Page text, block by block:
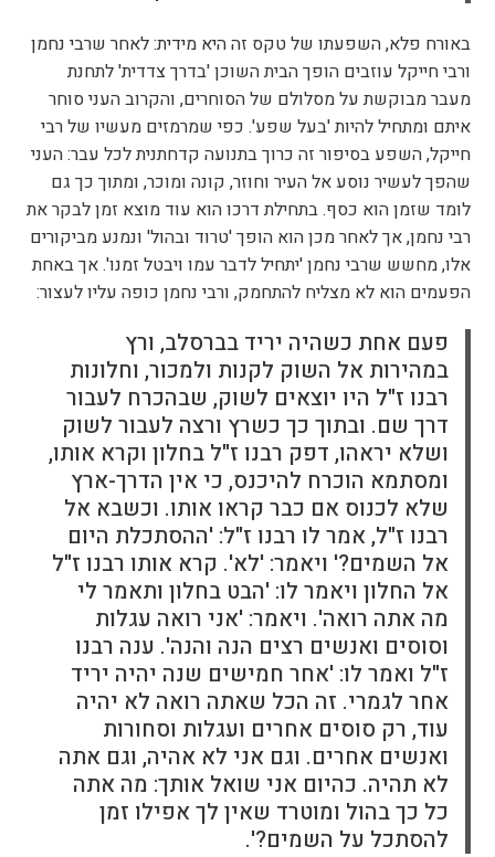
באורח פלא, השפעתו של טקס זה היא מידית: לאחר שרבי נחמן
ורבי חייקל עוזבים הופך הבית השוכן 'בדרך צדדית' לתחנת
מעבר מבוקשת על מסלולם של הסוחרים, והקרוב העני סוחר
איתם ומתחיל להיות 'בעל שפע'. כפי שמרמזים מעשיו של רבי
חייקל, השפע בסיפור זה כרוך בתנועה קדחתנית לכל עבר: העני
שהפך לעשיר נוסע אל העיר וחוזר, קונה ומוכר, ומתוך כך גם
לומד שזמן הוא כסף. בתחילת דרכו הוא עוד מוצא זמן לבקר את
רבי נחמן, אך לאחר מכן הוא הופך 'טרוד ובהול' ונמנע מביקורים
אלו, מחשש שרבי נחמן 'יתחיל לדבר עמו ויבטל זמנו'. אך באחת
הפעמים הוא לא מצליח להתחמק, ורבי נחמן כופה עליו לעצור:
פעם אחת כשהיה יריד בברסלב, ורץ
במהירות אל השוק לקנות ולמכור, וחלונות
רבנו ז"ל היו יוצאים לשוק, שבהכרח לעבור
דרך שם. ובתוך כך כשרץ ורצה לעבור לשוק
ושלא יראהו, דפק רבנו ז"ל בחלון וקרא אותו,
ומסתמא הוכרח להיכנס, כי אין הדרך-ארץ
שלא לכנוס אם כבר קראו אותו. וכשבא אל
רבנו ז"ל, אמר לו רבנו ז"ל: 'ההסתכלת היום
אל השמים?' ויאמר: 'לא'. קרא אותו רבנו ז"ל
אל החלון ויאמר לו: 'הבט בחלון ותאמר לי
מה אתה רואה'. ויאמר: 'אני רואה עגלות
וסוסים ואנשים רצים הנה והנה'. ענה רבנו
ז"ל ואמר לו: 'אחר חמישים שנה יהיה יריד
אחר לגמרי. זה הכל שאתה רואה לא יהיה
עוד, רק סוסים אחרים ועגלות וסחורות
ואנשים אחרים. וגם אני לא אהיה, וגם אתה
לא תהיה. כהיום אני שואל אותך: מה אתה
כל כך בהול ומוטרד שאין לך אפילו זמן
להסתכל על השמים?'.